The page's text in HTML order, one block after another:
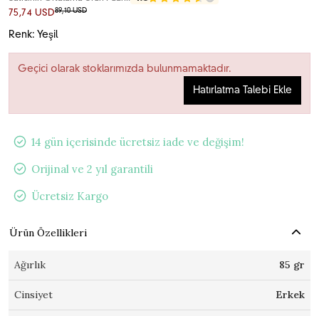
75,74 USD89,10 USD
Renk: Yeşil
Geçici olarak stoklarımızda bulunmamaktadır.
Hatırlatma Talebi Ekle
14 gün içerisinde ücretsiz iade ve değişim!
Orijinal ve 2 yıl garantili
Ücretsiz Kargo
Ürün Özellikleri
Ağırlık 85 gr
Cinsiyet Erkek